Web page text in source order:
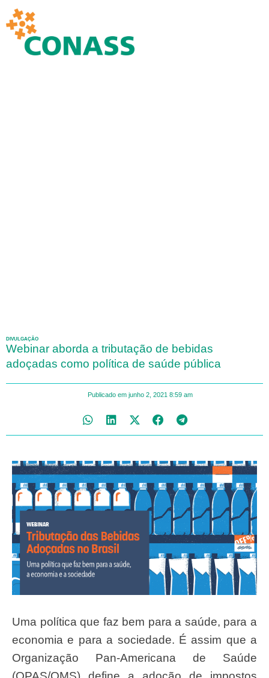
DIVULGAÇÃO
Webinar aborda a tributação de bebidas
adoçadas como política de saúde pública
Publicado em junho 2, 2021 8:59 am
Uma política que faz bem para a saúde, para a
economia e para a sociedade. É assim que a
Organização Pan-Americana de Saúde